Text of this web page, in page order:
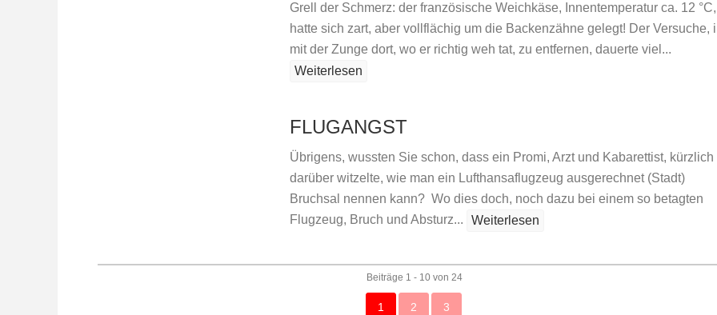
Grell der Schmerz: der französische Weichkäse, Innentemperatur ca. 12 °C,
hatte sich zart, aber vollflächig um die Backenzähne gelegt! Der Versuche,
mit der Zunge dort, wo er richtig weh tat, zu entfernen, dauerte viel...
Weiterlesen
FLUGANGST
Übrigens, wussten Sie schon, dass ein Promi, Arzt und Kabarettist, kürzlich
darüber witzelte, wie man ein Lufthansaflugzeug ausgerechnet (Stadt)
Bruchsal nennen kann? Wo dies doch, noch dazu bei einem so betagten
Flugzeug, Bruch und Absturz...
Weiterlesen
Beiträge 1 - 10 von 24
1 2 3